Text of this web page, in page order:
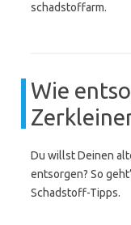
schadstoffarm.
Wie
Du willst Deinen
entsorgen? So
Schadstoff-Tipps.